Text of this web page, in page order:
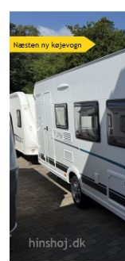
Previous